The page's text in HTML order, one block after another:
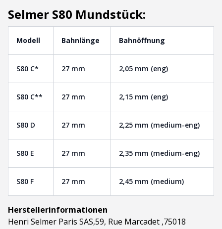
Selmer S80 Mundstück:
Modell Bahnlänge Bahnöffnung
S80 C* 27 mm 2,05 mm (eng)
S80 C** 27 mm 2,15 mm (eng)
S80 D 27 mm 2,25 mm (medium-eng)
S80 E 27 mm 2,35 mm (medium-eng)
S80 F 27 mm 2,45 mm (medium)
Herstellerinformationen
Henri Selmer Paris SAS,59, Rue Marcadet ,75018